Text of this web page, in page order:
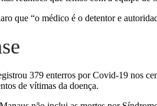
que “o médico é o detentor e
379 enterros por Covid-19 nos
de vítimas da doença.